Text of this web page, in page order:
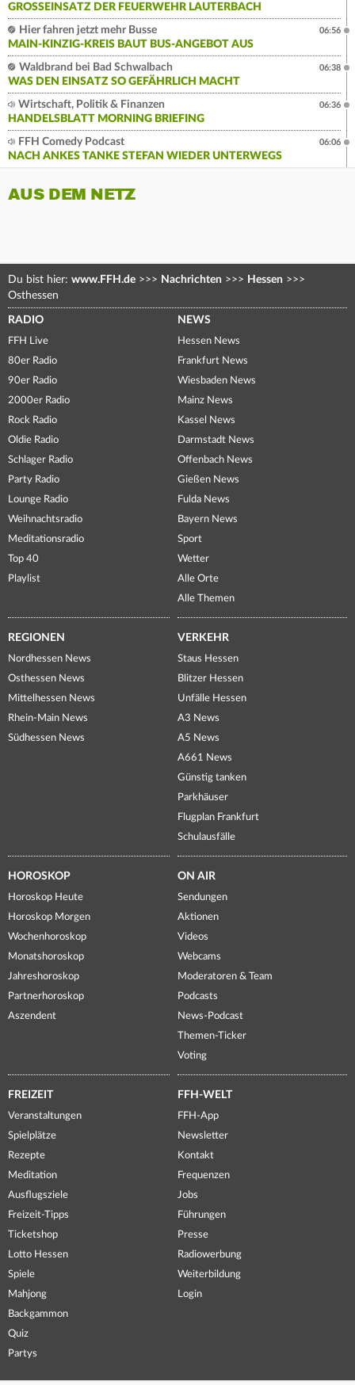
GROSSEINSATZ DER FEUERWEHR LAUTERBACH
Hier fahren jetzt mehr Busse
MAIN-KINZIG-KREIS BAUT BUS-ANGEBOT AUS
06:56
Waldbrand bei Bad Schwalbach
WAS DEN EINSATZ SO GEFÄHRLICH MACHT
06:38
Wirtschaft, Politik & Finanzen
HANDELSBLATT MORNING BRIEFING
06:36
FFH Comedy Podcast
NACH ANKES TANKE STEFAN WIEDER UNTERWEGS
06:06
AUS DEM NETZ
Du bist hier: www.FFH.de >>> Nachrichten >>> Hessen >>>
Osthessen
RADIO
FFH Live
80er Radio
90er Radio
2000er Radio
Rock Radio
Oldie Radio
Schlager Radio
Party Radio
Lounge Radio
Weihnachtsradio
Meditationsradio
Top 40
Playlist
NEWS
Hessen News
Frankfurt News
Wiesbaden News
Mainz News
Kassel News
Darmstadt News
Offenbach News
Gießen News
Fulda News
Bayern News
Sport
Wetter
Alle Orte
Alle Themen
REGIONEN
Nordhessen News
Osthessen News
Mittelhessen News
Rhein-Main News
Südhessen News
VERKEHR
Staus Hessen
Blitzer Hessen
Unfälle Hessen
A3 News
A5 News
A661 News
Günstig tanken
Parkhäuser
Flugplan Frankfurt
Schulausfälle
HOROSKOP
Horoskop Heute
Horoskop Morgen
Wochenhoroskop
Monatshoroskop
Jahreshoroskop
Partnerhoroskop
Aszendent
ON AIR
Sendungen
Aktionen
Videos
Webcams
Moderatoren & Team
Podcasts
News-Podcast
Themen-Ticker
Voting
FREIZEIT
Veranstaltungen
Spielplätze
Rezepte
Meditation
Ausflugsziele
Freizeit-Tipps
Ticketshop
Lotto Hessen
Spiele
Mahjong
Backgammon
Quiz
Partys
FFH-WELT
FFH-App
Newsletter
Kontakt
Frequenzen
Jobs
Führungen
Presse
Radiowerbung
Weiterbildung
Login